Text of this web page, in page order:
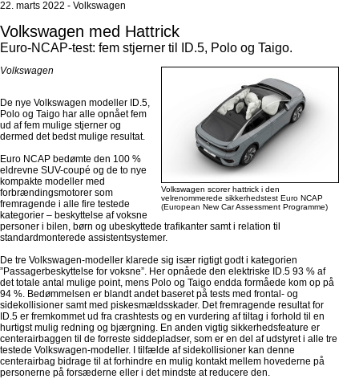
22. marts 2022 - Volkswagen
Volkswagen med Hattrick
Euro-NCAP-test: fem stjerner til ID.5, Polo og Taigo.
Volkswagen scorer hattrick i den
velrenommerede sikkerhedstest Euro NCAP
(European New Car Assessment Programme)
Volkswagen
De nye Volkswagen modeller ID.5,
Polo og Taigo har alle opnået fem
ud af fem mulige stjerner og
dermed det bedst mulige resultat.
Euro NCAP bedømte den 100 %
eldrevne SUV-coupé og de to nye
kompakte modeller med
forbrændingsmotorer som
fremragende i alle fire testede
kategorier – beskyttelse af voksne
personer i bilen, børn og ubeskyttede trafikanter samt i relation til
standardmonterede assistentsystemer.
De tre Volkswagen-modeller klarede sig især rigtigt godt i kategorien
”Passagerbeskyttelse for voksne”. Her opnåede den elektriske ID.5 93 % af
det totale antal mulige point, mens Polo og Taigo endda formåede kom op på
94 %. Bedømmelsen er blandt andet baseret på tests med frontal- og
sidekollisioner samt med piskesmældsskader. Det fremragende resultat for
ID.5 er fremkommet ud fra crashtests og en vurdering af tiltag i forhold til en
hurtigst mulig redning og bjærgning. En anden vigtig sikkerhedsfeature er
centerairbaggen til de forreste siddepladser, som er en del af udstyret i alle tre
testede Volkswagen-modeller. I tilfælde af sidekollisioner kan denne
centerairbag bidrage til at forhindre en mulig kontakt mellem hovederne på
personerne på forsæderne eller i det mindste at reducere den.